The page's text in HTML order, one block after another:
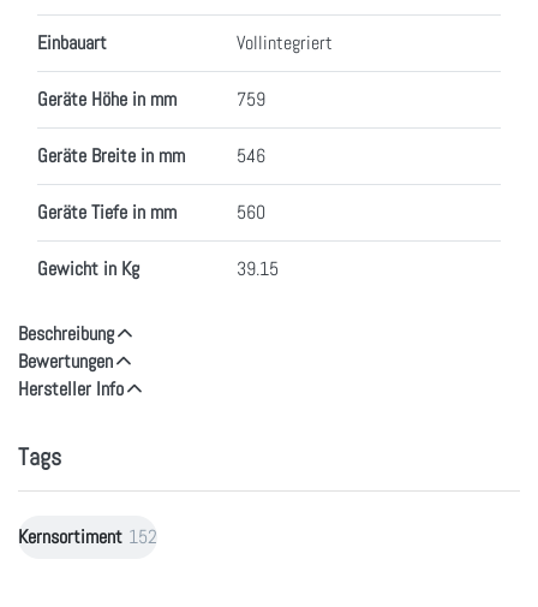
Einbauart Vollintegriert
Geräte Höhe in mm 759
Geräte Breite in mm 546
Geräte Tiefe in mm 560
Gewicht in Kg 39.15
Beschreibung
Bewertungen
Hersteller Info
Tags
Kernsortiment 152